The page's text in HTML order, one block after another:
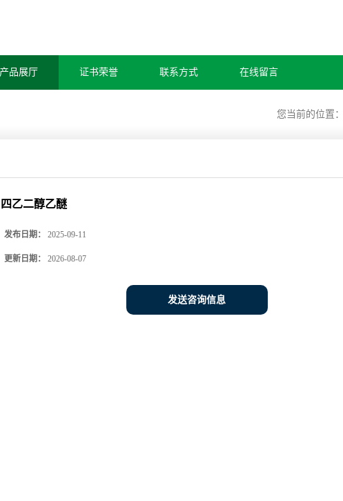
产品展厅 证书荣誉 联系方式 在线留言
您当前的位置：
四乙二醇乙醚
发布日期： 2025-09-11
更新日期： 2026-08-07
发送咨询信息